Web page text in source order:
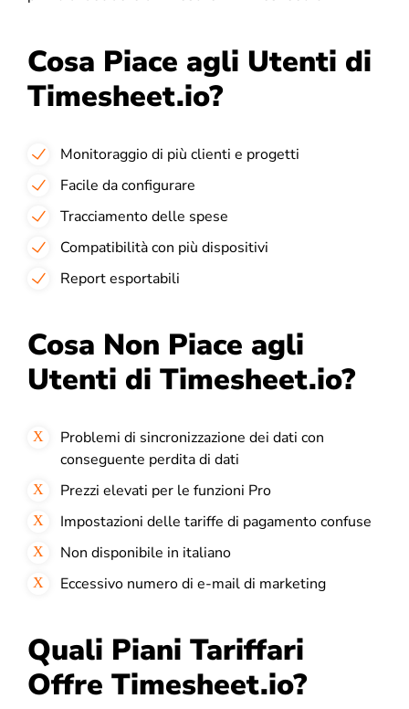
Cosa Piace agli Utenti di
Timesheet.io?
Monitoraggio di più clienti e progetti
Facile da configurare
Tracciamento delle spese
Compatibilità con più dispositivi
Report esportabili
Cosa Non Piace agli
Utenti di Timesheet.io?
Problemi di sincronizzazione dei dati con
conseguente perdita di dati
Prezzi elevati per le funzioni Pro
Impostazioni delle tariffe di pagamento confuse
Non disponibile in italiano
Eccessivo numero di e-mail di marketing
Quali Piani Tariffari
Offre Timesheet.io?